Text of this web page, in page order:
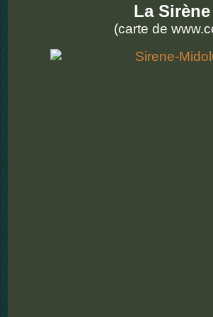
La
(carte de